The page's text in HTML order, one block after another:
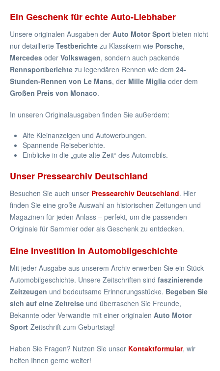
Ein Geschenk für echte Auto-Liebhaber
Unsere originalen Ausgaben der Auto Motor Sport bieten nicht
nur detaillierte Testberichte zu Klassikern wie Porsche,
Mercedes oder Volkswagen, sondern auch packende
Rennsportberichte zu legendären Rennen wie dem 24-
Stunden-Rennen von Le Mans, der Mille Miglia oder dem
Großen Preis von Monaco.
In unseren Originalausgaben finden Sie außerdem:
Alte Kleinanzeigen und Autowerbungen.
Spannende Reiseberichte.
Einblicke in die „gute alte Zeit“ des Automobils.
Unser Pressearchiv Deutschland
Besuchen Sie auch unser Pressearchiv Deutschland. Hier
finden Sie eine große Auswahl an historischen Zeitungen und
Magazinen für jeden Anlass – perfekt, um die passenden
Originale für Sammler oder als Geschenk zu entdecken.
Eine Investition in Automobilgeschichte
Mit jeder Ausgabe aus unserem Archiv erwerben Sie ein Stück
Automobilgeschichte. Unsere Zeitschriften sind faszinierende
Zeitzeugen und bedeutsame Erinnerungsstücke. Begeben Sie
sich auf eine Zeitreise und überraschen Sie Freunde,
Bekannte oder Verwandte mit einer originalen Auto Motor
Sport-Zeitschrift zum Geburtstag!
Haben Sie Fragen? Nutzen Sie unser Kontaktformular, wir
helfen Ihnen gerne weiter!